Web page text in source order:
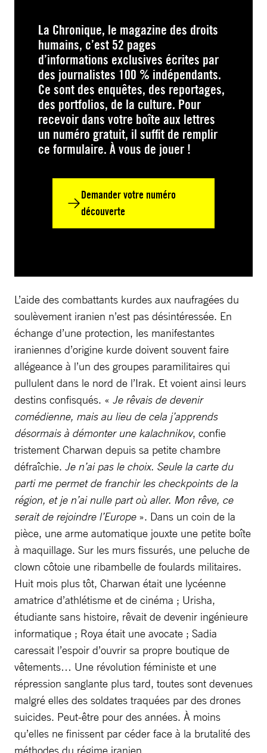
La Chronique, le magazine des droits
humains, c’est 52 pages
d’informations exclusives écrites par
des journalistes 100 % indépendants.
Ce sont des enquêtes, des reportages,
des portfolios, de la culture. Pour
recevoir dans votre boîte aux lettres
un numéro gratuit, il suffit de remplir
ce formulaire. À vous de jouer !
Demander votre numéro
découverte
L’aide des combattants kurdes aux naufragées du
soulèvement iranien n’est pas désintéressée. En
échange d’une protection, les manifestantes
iraniennes d’origine kurde doivent souvent faire
allégeance à l’un des groupes paramilitaires qui
pullulent dans le nord de l’Irak. Et voient ainsi leurs
destins confisqués. « Je rêvais de devenir
comédienne, mais au lieu de cela j’apprends
désormais à démonter une kalachnikov, confie
tristement Charwan depuis sa petite chambre
défraîchie. Je n’ai pas le choix. Seule la carte du
parti me permet de franchir les checkpoints de la
région, et je n’ai nulle part où aller. Mon rêve, ce
serait de rejoindre l’Europe ». Dans un coin de la
pièce, une arme automatique jouxte une petite boîte
à maquillage. Sur les murs fissurés, une peluche de
clown côtoie une ribambelle de foulards militaires.
Huit mois plus tôt, Charwan était une lycéenne
amatrice d’athlétisme et de cinéma ; Urisha,
étudiante sans histoire, rêvait de devenir ingénieure
informatique ; Roya était une avocate ; Sadia
caressait l’espoir d’ouvrir sa propre boutique de
vêtements… Une révolution féministe et une
répression sanglante plus tard, toutes sont devenues
malgré elles des soldates traquées par des drones
suicides. Peut-être pour des années. À moins
qu’elles ne finissent par céder face à la brutalité des
méthodes du régime iranien.